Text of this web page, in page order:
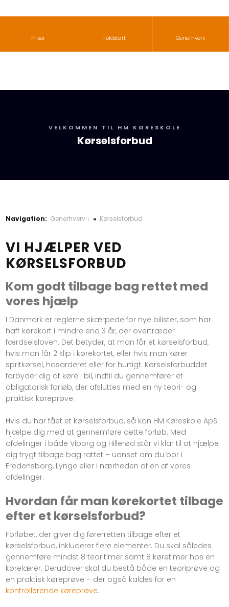
​VELKOMMEN TIL HM KØRESKOLE
Kørselsforbud
Navigation: Generhverv ↓ » Kørselsforbud
VI HJÆLPER VED
KØRSELSFORBUD
Kom godt tilbage bag rettet med
vores hjælp
I Danmark er reglerne skærpede for nye bilister, som har
haft kørekort i mindre end 3 år, der overtræder
færdselsloven. Det betyder, at man får et kørselsforbud,
hvis man får 2 klip i kørekortet, eller hvis man kører
spritkørsel, hasarderet eller for hurtigt. Kørselsforbuddet
forbyder dig at køre i bil, indtil du gennemfører et
obligatorisk forløb, der afsluttes med en ny teori- og
praktisk køreprøve.
Hvis du har fået et kørselsforbud, så kan HM Køreskole ApS
hjælpe dig med at gennemføre dette forløb. Med
afdelinger i både Viborg og Hillerød står vi klar til at hjælpe
dig trygt tilbage bag rattet – uanset om du bor i
Fredensborg, Lynge eller i nærheden af en af vores
afdelinger.
Hvordan får man kørekortet tilbage
efter et kørselsforbud?
Forløbet, der giver dig førerretten tilbage efter et
kørselsforbud, inkluderer flere elementer. Du skal således
gennemføre mindst 8 teoritimer samt 8 køretimer hos en
kørelærer. Derudover skal du bestå både en teoriprøve og
en praktisk køreprøve – der også kaldes for en
kontrollerende køreprøve.
Priser Holdstart Generhverv